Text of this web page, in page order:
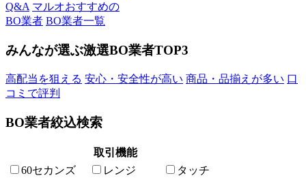
Q&A マルオおすすめの
BO業者 BO業者一覧
みんなが選ぶ激選BO業者TOP3
高配当を狙える 安心・安全性が高い 商品・品揃えが多い 口
コミで評判
BO業者絞込検索
取引機能
60セカンズ
レンジ
タッチ